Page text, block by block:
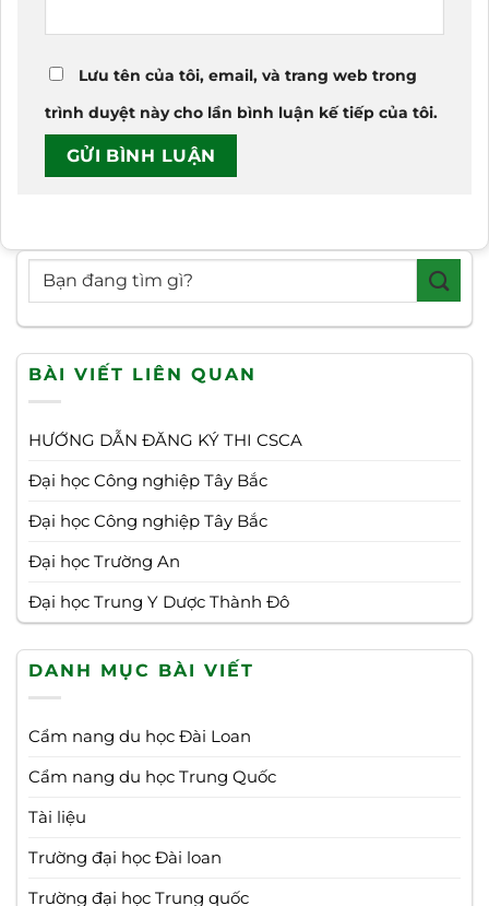
Lưu tên của tôi, email, và trang web trong
trình duyệt này cho lần bình luận kế tiếp của tôi.
BÀI VIẾT LIÊN QUAN
HƯỚNG DẪN ĐĂNG KÝ THI CSCA
Đại học Công nghiệp Tây Bắc
Đại học Công nghiệp Tây Bắc
Đại học Trường An
Đại học Trung Y Dược Thành Đô
DANH MỤC BÀI VIẾT
Cẩm nang du học Đài Loan
Cẩm nang du học Trung Quốc
Tài liệu
Trường đại học Đài loan
Trường đại học Trung quốc